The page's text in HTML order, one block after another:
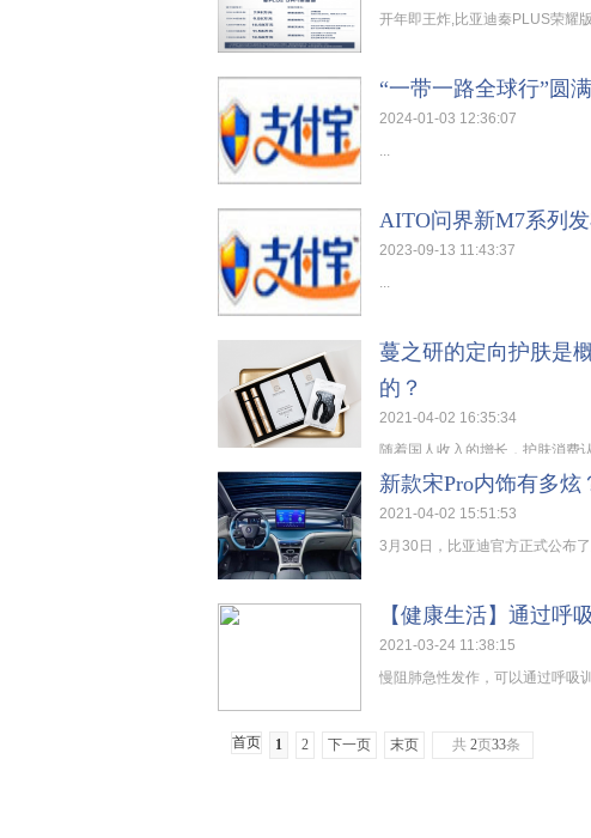
开年即王炸,比亚迪秦PLUS荣耀
“一带一路全球行”圆
2024-01-03 12:36:07
...
AITO问界新M7系列
2023-09-13 11:43:37
...
蔓之研的定向护肤是
的？
2021-04-02 16:35:34
随着国人收入的增长，护肤消费
新款宋Pro内饰有多
2021-04-02 15:51:53
3月30日，比亚迪官方正式公布
【健康生活】通过呼
2021-03-24 11:38:15
慢阻肺急性发作，可以通过呼吸
首页 1 2 下一页 末页 共 2页33条